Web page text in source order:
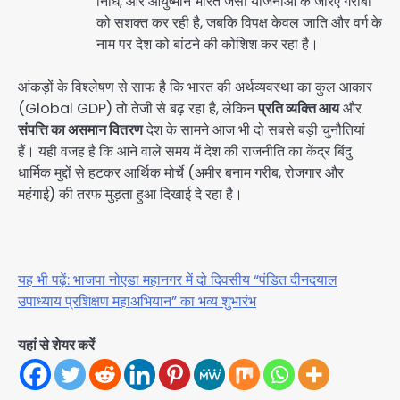
को सशक्त कर रही है, जबकि विपक्ष केवल जाति और वर्ग के
नाम पर देश को बांटने की कोशिश कर रहा है।
आंकड़ों के विश्लेषण से साफ है कि भारत की अर्थव्यवस्था का कुल आकार
(Global GDP) तो तेजी से बढ़ रहा है, लेकिनप्रति व्यक्ति आयऔर
संपत्ति का असमान वितरणदेश के सामने आज भी दो सबसे बड़ी चुनौतियां
हैं। यही वजह है कि आने वाले समय में देश की राजनीति का केंद्र बिंदु
धार्मिक मुद्दों से हटकर आर्थिक मोर्चे (अमीर बनाम गरीब, रोजगार और
महंगाई) की तरफ मुड़ता हुआ दिखाई दे रहा है।
यह भी पढ़ें: भाजपा नोएडा महानगर में दो दिवसीय “पंडित दीनदयाल
उपाध्याय प्रशिक्षण महाअभियान” का भव्य शुभारंभ
यहां से शेयर करें